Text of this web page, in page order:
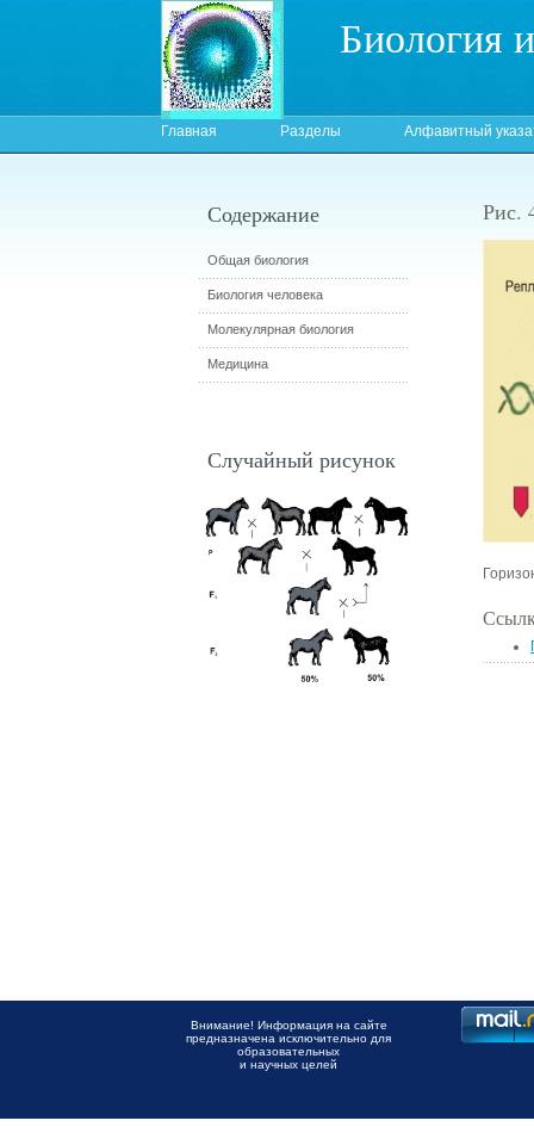
Биология
Главная Разделы Алфавитный
Рис.
Содержание
Общая биология
Биология человека
Молекулярная биология
Медицина
Случайный рисунок
Внимание! Информация на сайте
предназначена исключительно для
образовательных
и научных целей